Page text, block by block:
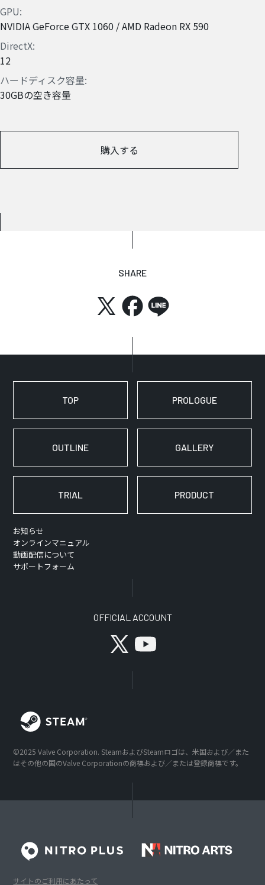
GPU
NVIDIA GeForce GTX 1060 / AMD Radeon RX 590
DirectX
12
ハードディスク容量
30GBの空き容量
購入する
SHARE
TOP PROLOGUE
OUTLINE GALLERY
TRIAL PRODUCT
お知らせ
オンラインマニュアル
動画配信について
サポートフォーム
OFFICIAL ACCOUNT
©2025 Valve Corporation. SteamおよびSteamロゴは、米国および／また
はその他の国のValve Corporationの商標および／または登録商標です。
サイトのご利用にあたって